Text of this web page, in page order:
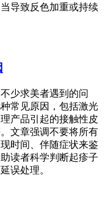
导致反色加重或持续
少求美者遇到的问
常见原因，包括激光
产品引起的接触性皮
文章强调不要将所有
时间、伴随症状来鉴
读者科学判断起疹子
误处理。